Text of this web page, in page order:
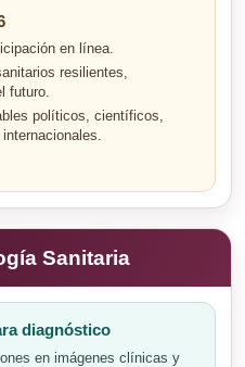
en línea.
resilientes,
futuro.
políticos, científicos,
Sanitaria
diagnóstico
en imágenes clínicas y